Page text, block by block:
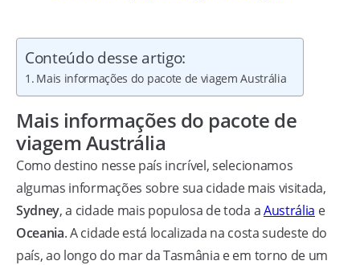
Conteúdo desse artigo:
Mais informações do pacote de viagem Austrália
Mais informações do pacote de
viagem Austrália
Como destino nesse país incrível, selecionamos
algumas informações sobre sua cidade mais visitada,
Sydney, a cidade mais populosa de toda aAustrália e
Oceania. A cidade está localizada na costa sudeste do
país, ao longo do mar da Tasmânia e em torno de um